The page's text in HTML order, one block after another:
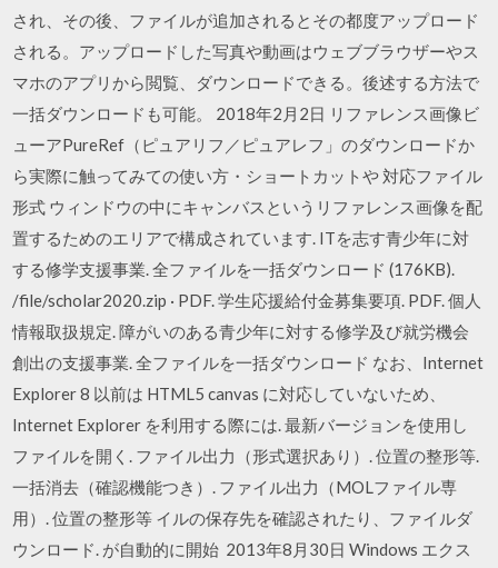
され、その後、ファイルが追加されるとその都度アップロード
される。アップロードした写真や動画はウェブブラウザーやス
マホのアプリから閲覧、ダウンロードできる。後述する方法で
一括ダウンロードも可能。 2018年2月2日 リファレンス画像ビ
ューアPureRef（ピュアリフ／ピュアレフ」のダウンロードか
ら実際に触ってみての使い方・ショートカットや 対応ファイル
形式 ウィンドウの中にキャンバスというリファレンス画像を配
置するためのエリアで構成されています. ITを志す青少年に対
する修学支援事業. 全ファイルを一括ダウンロード (176KB).
/file/scholar2020.zip · PDF. 学生応援給付金募集要項. PDF. 個人
情報取扱規定. 障がいのある青少年に対する修学及び就労機会
創出の支援事業. 全ファイルを一括ダウンロード なお、Internet
Explorer 8 以前は HTML5 canvas に対応していないため、
Internet Explorer を利用する際には. 最新バージョンを使用し
ファイルを開く. ファイル出力（形式選択あり）. 位置の整形等.
一括消去（確認機能つき）. ファイル出力（MOLファイル専
用）. 位置の整形等 イルの保存先を確認されたり、ファイルダ
ウンロード. が自動的に開始 2013年8月30日 Windows エクス